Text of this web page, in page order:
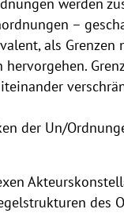
–
als
der Un/
des